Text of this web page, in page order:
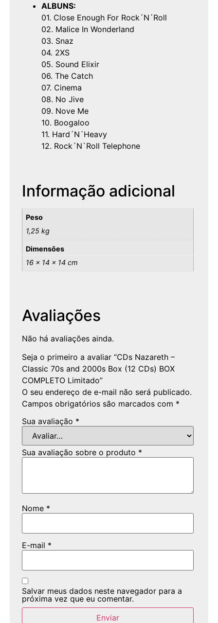
ALBUNS:
01. Close Enough For Rock´N´Roll
02. Malice In Wonderland
03. Snaz
04. 2XS
05. Sound Elixir
06. The Catch
07. Cinema
08. No Jive
09. Nove Me
10. Boogaloo
11. Hard´N´Heavy
12. Rock´N`Roll Telephone
Informação adicional
Peso
1,25 kg
Dimensões
16 × 14 × 14 cm
Avaliações
Não há avaliações ainda.
Seja o primeiro a avaliar “CDs Nazareth –
Classic 70s and 2000s Box (12 CDs) BOX
COMPLETO Limitado”
O seu endereço de e-mail não será publicado.
Campos obrigatórios são marcados com *
Sua avaliação *
Sua avaliação sobre o produto *
Nome *
E-mail *
Salvar meus dados neste navegador para a
próxima vez que eu comentar.